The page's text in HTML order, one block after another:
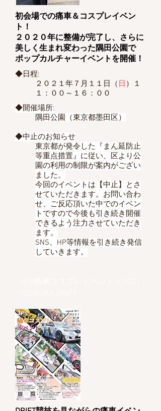
初会場での痛車＆コスプレイベン
ト！
２０２０年に整備が完了し、さらに
美しく生まれ変わった隅田公園で
​ポップカルチャーイベントを開催！
◆日程:
２０２１年７月１１日（ 日 ）１
１：００～１６：００
◆開催場所:
隅田公園（東京都墨田区）
◆中止のお知らせ
東京都が発令した『まん延防止
等重点措置』に従い、区より公
園の利用の制限が案内がござい
ました。
今回のイベントは【中止】とさ
せていただきます。お問い合わ
せ、ご反応頂いた中でのイベン
トですので今後も引き続き開催
できるよう注力させていただき
ます。
SNS、HP等情報を引き続き発信
していきます。